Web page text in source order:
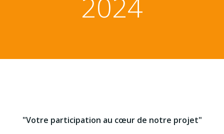
"Votre participation au cœur de notre projet"